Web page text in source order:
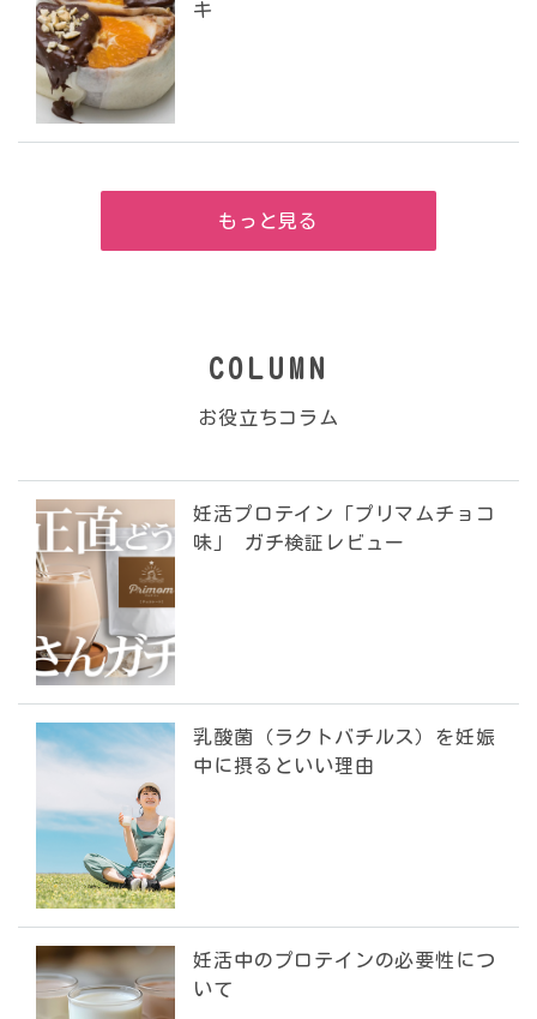
キ
もっと見る
COLUMN
お役立ちコラム
妊活プロテイン「プリマムチョコ
味」 ガチ検証レビュー
乳酸菌（ラクトバチルス）を妊娠
中に摂るといい理由
妊活中のプロテインの必要性につ
いて